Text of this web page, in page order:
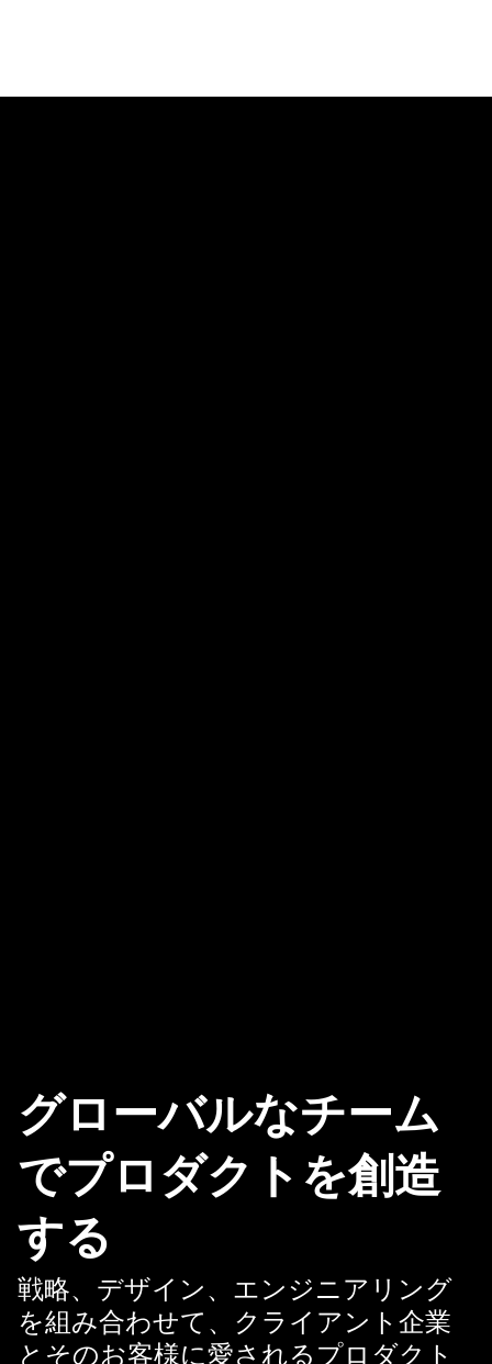
グローバルなチーム
でプロダクトを創造
する
戦略、デザイン、エンジニアリング
を組み合わせて、クライアント企業
とそのお客様に愛されるプロダクト